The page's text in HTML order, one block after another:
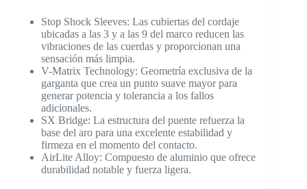
Stop Shock Sleeves: Las cubiertas del cordaje
ubicadas a las 3 y a las 9 del marco reducen las
vibraciones de las cuerdas y proporcionan una
sensación más limpia.
V-Matrix Technology: Geometría exclusiva de la
garganta que crea un punto suave mayor para
generar potencia y tolerancia a los fallos
adicionales.
SX Bridge: La estructura del puente refuerza la
base del aro para una excelente estabilidad y
firmeza en el momento del contacto.
AirLite Alloy: Compuesto de aluminio que ofrece
durabilidad notable y fuerza ligera.